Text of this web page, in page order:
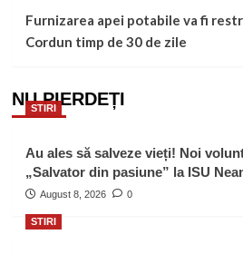
Furnizarea apei potabile va fi
Cordun timp de 30 de zile
NU PIERDEȚI
STIRI
Au ales să salveze vieți! Noi
„Salvator din pasiune” la ISU
August 8, 2026 0
STIRI